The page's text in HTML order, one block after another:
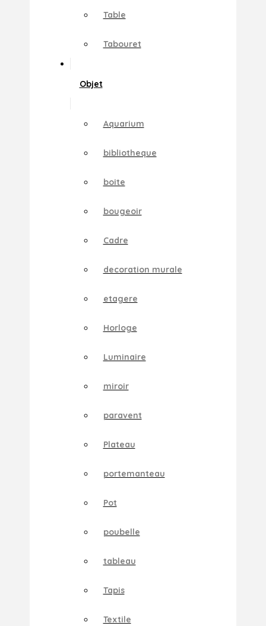
Table
Tabouret
Objet
Aquarium
bibliotheque
boite
bougeoir
Cadre
decoration murale
etagere
Horloge
Luminaire
miroir
paravent
Plateau
portemanteau
Pot
poubelle
tableau
Tapis
Textile